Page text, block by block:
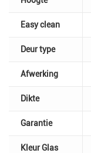
Easy clean
Deur type
Afwerking
Dikte
Garantie
Kleur Glas